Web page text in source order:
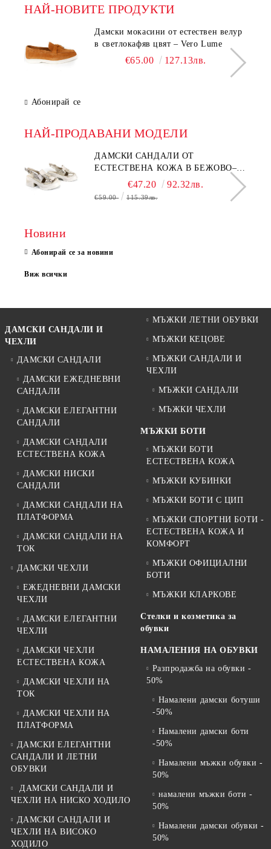
НАЙ-НОВИТЕ ПРОДУКТИ
Дамски мокасини от естествен велур
в светлокафяв цвят – Vero Lume
€65.00 127.13лв.
Абонирай се
НАЙ-ПРОДАВАНИ МОДЕЛИ
ДАМСКИ САНДАЛИ ОТ
ЕСТЕСТВЕНА КОЖА В БЕЖОВО–
МОДЕЛ NOVA.
€47.20 92.32лв.
€59.00 115.39лв.
Новини
Абонирай се за новини
Виж всички
ДАМСКИ САНДАЛИ И
ЧЕХЛИ
ДАМСКИ САНДАЛИ
ДАМСКИ ЕЖЕДНЕВНИ
САНДАЛИ
ДАМСКИ ЕЛЕГАНТНИ
САНДАЛИ
ДАМСКИ САНДАЛИ
ЕСТЕСТВЕНА КОЖА
ДАМСКИ НИСКИ
САНДАЛИ
ДАМСКИ САНДАЛИ НА
ПЛАТФОРМА
ДАМСКИ САНДАЛИ НА
ТОК
ДАМСКИ ЧЕХЛИ
ЕЖЕДНЕВНИ ДАМСКИ
ЧЕХЛИ
ДАМСКИ ЕЛЕГАНТНИ
ЧЕХЛИ
ДАМСКИ ЧЕХЛИ
ЕСТЕСТВЕНА КОЖА
ДАМСКИ ЧЕХЛИ НА
ТОК
ДАМСКИ ЧЕХЛИ НА
ПЛАТФОРМА
ДАМСКИ ЕЛЕГАНТНИ
САНДАЛИ И ЛЕТНИ
ОБУВКИ
ДАМСКИ САНДАЛИ И
ЧЕХЛИ НА НИСКО ХОДИЛО
ДАМСКИ САНДАЛИ И
ЧЕХЛИ НА ВИСОКО
ХОДИЛО
МЪЖКИ ЛЕТНИ ОБУВКИ
МЪЖКИ КЕЦОВЕ
МЪЖКИ САНДАЛИ И
ЧЕХЛИ
МЪЖКИ САНДАЛИ
МЪЖКИ ЧЕХЛИ
МЪЖКИ БОТИ
МЪЖКИ БОТИ
ЕСТЕСТВЕНА КОЖА
МЪЖКИ КУБИНКИ
МЪЖКИ БОТИ С ЦИП
МЪЖКИ СПОРТНИ БОТИ -
ЕСТЕСТВЕНА КОЖА И
КОМФОРТ
МЪЖКИ ОФИЦИАЛНИ
БОТИ
МЪЖКИ КЛАРКОВЕ
Стелки и козметика за
обувки
НАМАЛЕНИЯ НА ОБУВКИ
Разпродажба на обувки -
50%
Намалени дамски ботуши
-50%
Намалени дамски боти
-50%
Намалени мъжки обувки -
50%
намалени мъжки боти -
50%
Намалени дамски обувки -
50%